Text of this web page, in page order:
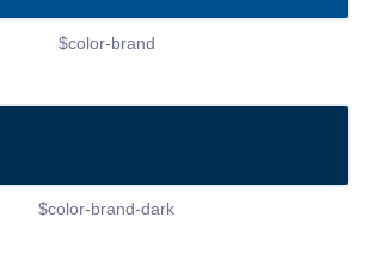
$color-brand
$color-brand-dark